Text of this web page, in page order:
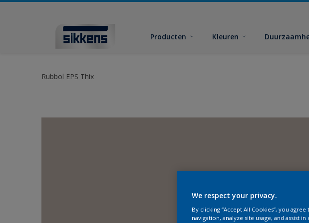
Producten Kleuren
Rubbol EPS Thix
We respect your privacy.
By clicking “Accept All Cookies”, you
navigation, analyze site usage, and assist